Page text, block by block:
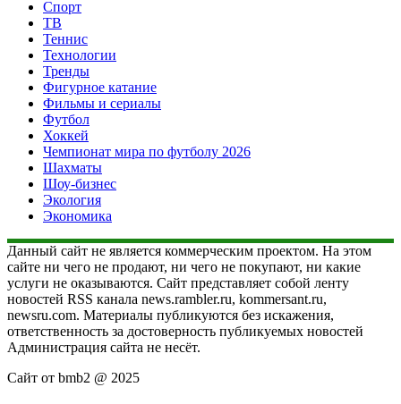
Спорт
ТВ
Теннис
Технологии
Тренды
Фигурное катание
Фильмы и сериалы
Футбол
Хоккей
Чемпионат мира по футболу 2026
Шахматы
Шоу-бизнес
Экология
Экономика
Данный сайт не является коммерческим проектом. На этом
сайте ни чего не продают, ни чего не покупают, ни какие
услуги не оказываются. Сайт представляет собой ленту
новостей RSS канала news.rambler.ru, kommersant.ru,
newsru.com. Материалы публикуются без искажения,
ответственность за достоверность публикуемых новостей
Администрация сайта не несёт.
Сайт от bmb2 @ 2025